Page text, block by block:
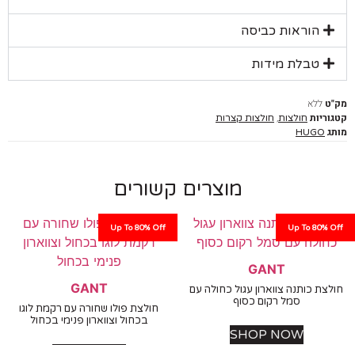
הוראות כביסה
טבלת מידות
ללא
חולצות ,חולצות קצרות
HUGO
מוצרים קשורים
Up To
GANT
כותנה צווארון עגול כחולה עם
סמל רקום כסוף
SHOP NOW
Up To 80% Off
GANT
חולצת פולו שחורה עם רקמת לוגו
בכחול וצווארון פנימי בכחול